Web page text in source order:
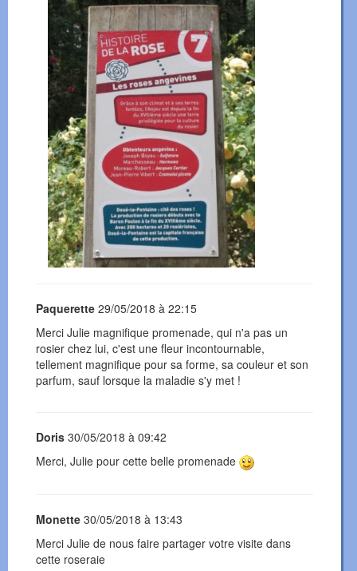
Paquerette 29/05/2018 à 22:15
Merci Julie magnifique promenade, qui n'a pas un
rosier chez lui, c'est une fleur incontournable,
tellement magnifique pour sa forme, sa couleur et son
parfum, sauf lorsque la maladie s'y met !
Doris 30/05/2018 à 09:42
Merci, Julie pour cette belle promenade
Monette 30/05/2018 à 13:43
Merci Julie de nous faire partager votre visite dans
cette roseraie